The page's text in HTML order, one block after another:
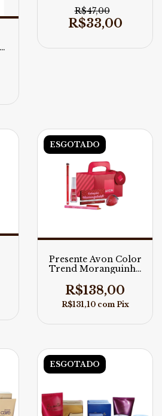
Chocolate 7ml
R$47,00
R$33,00
ESGOTADO
Presente Avon Color
Trend Moranguinho
R$138,00
R$131,10 com Pix
ESGOTADO